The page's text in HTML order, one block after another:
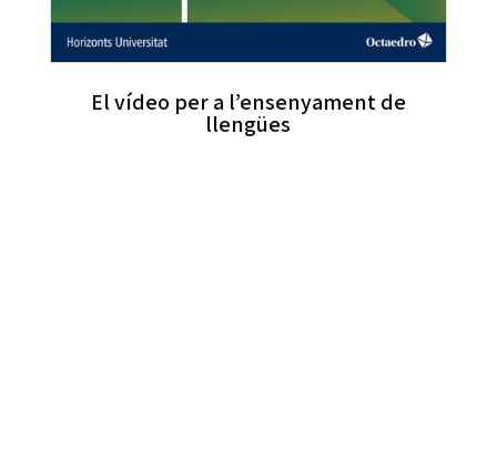
El vídeo per a l’ensenyament de
llengües